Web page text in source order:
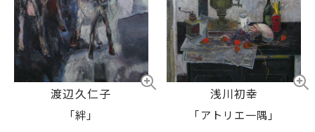
渡辺久仁子
「絆」
浅川初幸
「アトリエ一隅」